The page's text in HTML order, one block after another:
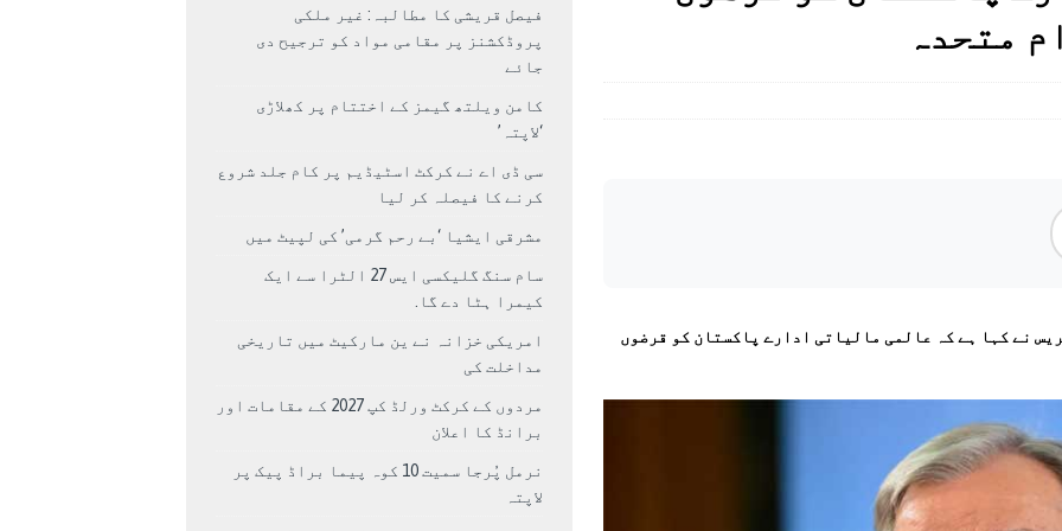
غیر ملکی پروڈکشنز پر مقامی مواد کو ترجیح دی جائے
متحدہ
نے کہا ہے کہ عالمی مالیاتی ادارے پاکستان کو قرضوں
فیصل قریشی کا مطالبہ: غیر ملکی
پروڈکشنز پر مقامی مواد کو ترجیح دی
جائے
کامن ویلتھ گیمز کے اختتام پر کھلاڑی
‘لاپتہ’
سی ڈی اے نے کرکٹ اسٹیڈیم پر کام جلد شروع
کرنے کا فیصلہ کر لیا
مشرقی ایشیا ‘بے رحم گرمی’ کی لپیٹ میں
سام سنگ گلیکسی ایس 27 الٹرا سے ایک
کیمرا ہٹا دے گا.
امریکی خزانہ نے ین مارکیٹ میں تاریخی
مداخلت کی
مردوں کے کرکٹ ورلڈ کپ 2027 کے مقامات اور
برانڈ کا اعلان
نرمل پُرجا سمیت 10 کوہ پیما براڈ پیک پر
لاپتہ